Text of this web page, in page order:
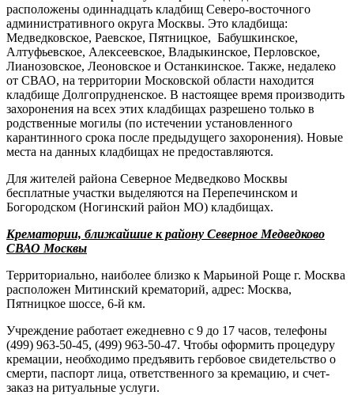
расположены одиннадцать кладбищ Северо-восточного
административного округа Москвы. Это кладбища:
Медведковское, Раевское, Пятницкое, Бабушкинское,
Алтуфьевское, Алексеевское, Владыкинское, Перловское,
Лианозовское, Леоновское и Останкинское. Также, недалеко
от СВАО, на территории Московской области находится
кладбище Долгопрудненское. В настоящее время производить
захоронения на всех этих кладбищах разрешено только в
родственные могилы (по истечении установленного
карантинного срока после предыдущего захоронения). Новые
места на данных кладбищах не предоставляются.
Для жителей района Северное Медведково Москвы
бесплатные участки выделяются на Перепечинском и
Богородском (Ногинский район МО) кладбищах.
Крематории, ближайшие к району Северное Медведково
СВАО Москвы
Территориально, наиболее близко к Марьиной Роще г. Москва
расположен Митинский крематорий, адрес: Москва,
Пятницкое шоссе, 6-й км.
Учреждение работает ежедневно с 9 до 17 часов, телефоны
(499) 963‑50-45, (499) 963‑50-47. Чтобы оформить процедуру
кремации, необходимо предъявить гербовое свидетельство о
смерти, паспорт лица, ответственного за кремацию, и счет-
заказ на ритуальные услуги.